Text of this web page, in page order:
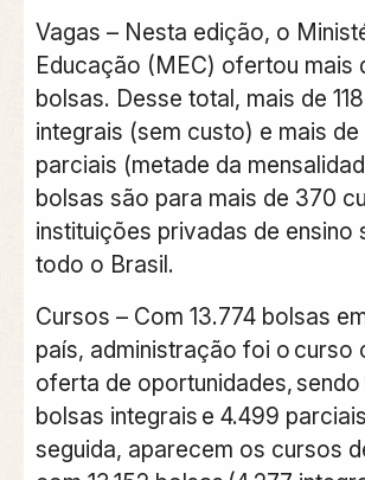
Vagas –Nesta edição, o
Educação (MEC) ofertou mais
bolsas. Desse total, mais de
integrais (sem custo) e mais
parciais (metade da
bolsas são para mais de 370
instituições privadas de ensino
todo o Brasil.
Cursos – Com 13.774 bolsas
país, administração foi o curso
oferta de oportunidades, sendo
bolsas integrais e 4.499
seguida, aparecem os cursos